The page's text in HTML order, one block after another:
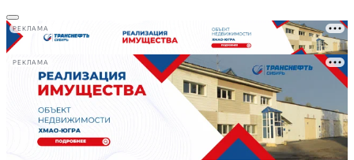
РЕКЛАМА
РЕКЛАМА